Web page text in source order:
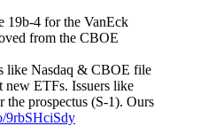
19b-4 for the VanEck
from the CBOE
like Nasdaq & CBOE file
new ETFs. Issuers like
the prospectus (S-1). Ours
9rbSHciSdy